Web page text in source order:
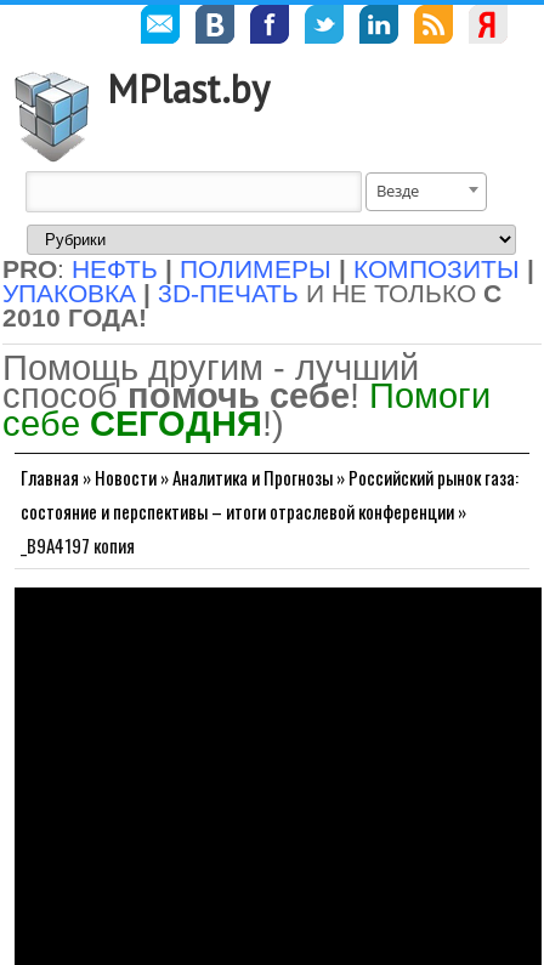
MPlast.by
Везде
PRO: НЕФТЬ | ПОЛИМЕРЫ | КОМПОЗИТЫ |
УПАКОВКА | 3D-ПЕЧАТЬ И НЕ ТОЛЬКО С
2010 ГОДА!
Помощь другим - лучший
способ помочь себе! Помоги
себе СЕГОДНЯ!)
Главная »Новости»Аналитика и Прогнозы»Российский рынок газа:
состояние и перспективы – итоги отраслевой конференции»
_B9A4197 копия